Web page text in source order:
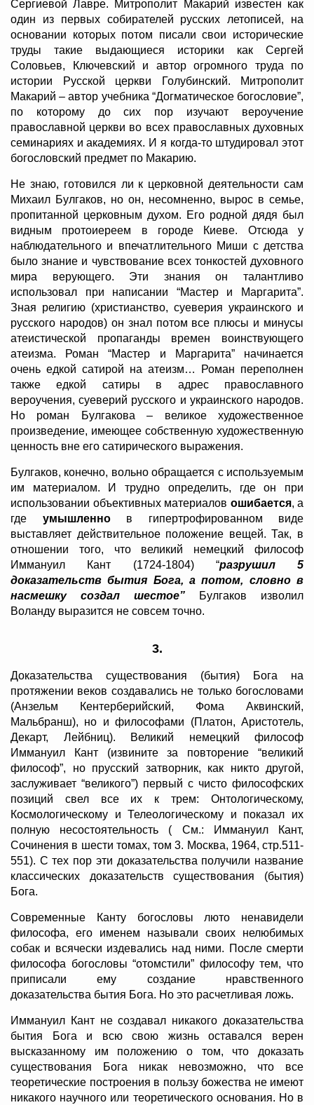
Сергиевой Лавре. Митрополит Макарий известен как
один из первых собирателей русских летописей, на
основании которых потом писали свои исторические
труды такие выдающиеся историки как Сергей
Соловьев, Ключевский и автор огромного труда по
истории Русской церкви Голубинский. Митрополит
Макарий – автор учебника “Догматическое богословие”,
по которому до сих пор изучают вероучение
православной церкви во всех православных духовных
семинариях и академиях. И я когда-то штудировал этот
богословский предмет по Макарию.
Не знаю, готовился ли к церковной деятельности сам
Михаил Булгаков, но он, несомненно, вырос в семье,
пропитанной церковным духом. Его родной дядя был
видным протоиереем в городе Киеве. Отсюда у
наблюдательного и впечатлительного Миши с детства
было знание и чувствование всех тонкостей духовного
мира верующего. Эти знания он талантливо
использовал при написании “Мастер и Маргарита”.
Зная религию (христианство, суеверия украинского и
русского народов) он знал потом все плюсы и минусы
атеистической пропаганды времен воинствующего
атеизма. Роман “Мастер и Маргарита” начинается
очень едкой сатирой на атеизм… Роман переполнен
также едкой сатиры в адрес православного
вероучения, суеверий русского и украинского народов.
Но роман Булгакова – великое художественное
произведение, имеющее собственную художественную
ценность вне его сатирического выражения.
Булгаков, конечно, вольно обращается с используемым
им материалом. И трудно определить, где он при
использовании объективных материалов ошибается, а
где умышленнов гипертрофированном виде
выставляет действительное положение вещей. Так, в
отношении того, что великий немецкий философ
Иммануил Кант (1724-1804) “разрушил 5
доказательств бытия Бога, а потом, словно в
насмешку создал шестое”
Булгаков изволил
Воланду выразится не совсем точно.
3.
Доказательства существования (бытия) Бога на
протяжении веков создавались не только богословами
(Анзельм Кентерберийский, Фома Аквинский,
Мальбранш), но и философами (Платон, Аристотель,
Декарт, Лейбниц). Великий немецкий философ
Иммануил Кант (извините за повторение “великий
философ”, но прусский затворник, как никто другой,
заслуживает “великого”) первый с чисто философских
позиций свел все их к трем: Онтологическому,
Космологическому и Телеологическому и показал их
полную несостоятельность ( См.: Иммануил Кант,
Сочинения в шести томах, том 3. Москва, 1964, стр.511-
551). С тех пор эти доказательства получили название
классических доказательств существования (бытия)
Бога.
Современные Канту богословы люто ненавидели
философа, его именем называли своих нелюбимых
собак и всячески издевались над ними. После смерти
философа богословы “отомстили” философу тем, что
приписали ему создание нравственного
доказательства бытия Бога. Но это расчетливая ложь.
Иммануил Кант не создавал никакого доказательства
бытия Бога и всю свою жизнь оставался верен
высказанному им положению о том, что доказать
существования Бога никак невозможно, что все
теоретические построения в пользу божества не имеют
никакого научного или теоретического основания. Но в